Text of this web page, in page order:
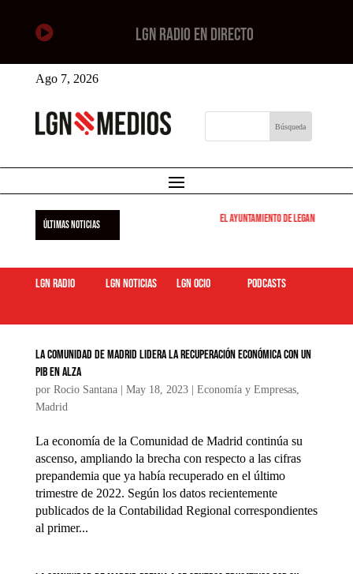
 LGN RADIO EN DIRECTO
Ago 7, 2026
ÚLTIMAS NOTICIAS El Ayuntamiento de Leganés pone
LGN Radio LGN Noticias LGN ocio podcasts
La Comunidad de Madrid lidera la recuperación económica con un
PIB en alza
por Rocio Santana| May 18, 2023| Economía y Empresas,
Madrid
La economía de la Comunidad de Madrid continúa su
ascenso, ampliando la brecha con respecto a las cifras
prepandemia que ya había recuperado en el último
trimestre de 2022. Según los datos recientemente
publicados de la Contabilidad Regional correspondientes
al primer...